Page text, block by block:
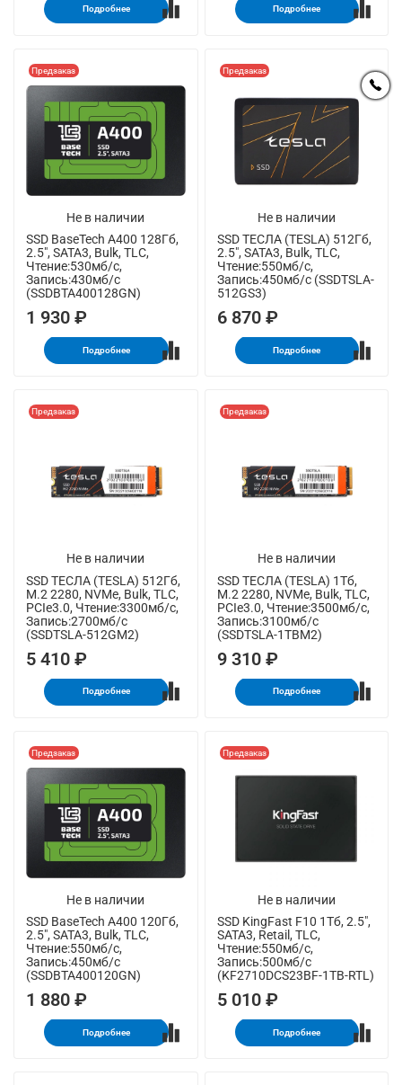
Подробнее Подробнее
Не в наличии
Предзаказ
SSD BaseTech A400 128Гб,
2.5", SATA3, Bulk, TLC,
Чтение:530мб/с,
Запись:430мб/с
(SSDBTA400128GN)
1 930 ₽
Подробнее
Не в наличии
Предзаказ
SSD ТЕСЛА (TESLA) 512Гб,
2.5", SATA3, Bulk, TLC,
Чтение:550мб/с,
Запись:450мб/с (SSDTSLA-
512GS3)
6 870 ₽
Подробнее
Не в наличии
Предзаказ
SSD ТЕСЛА (TESLA) 512Гб,
M.2 2280, NVMe, Bulk, TLC,
PCIe3.0, Чтение:3300мб/с,
Запись:2700мб/с
(SSDTSLA-512GM2)
5 410 ₽
Подробнее
Не в наличии
Предзаказ
SSD ТЕСЛА (TESLA) 1Тб,
M.2 2280, NVMe, Bulk, TLC,
PCIe3.0, Чтение:3500мб/с,
Запись:3100мб/с
(SSDTSLA-1TBM2)
9 310 ₽
Подробнее
Не в наличии
Предзаказ
SSD BaseTech A400 120Гб,
2.5", SATA3, Bulk, TLC,
Чтение:550мб/с,
Запись:450мб/с
(SSDBTA400120GN)
1 880 ₽
Подробнее
Не в наличии
Предзаказ
SSD KingFast F10 1Тб, 2.5",
SATA3, Retail, TLC,
Чтение:550мб/с,
Запись:500мб/с
(KF2710DCS23BF-1TB-RTL)
5 010 ₽
Подробнее